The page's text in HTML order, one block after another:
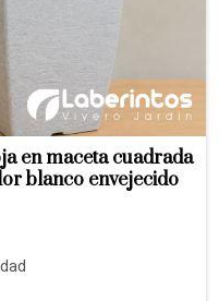
en maceta cuadrada
blanco envejecido